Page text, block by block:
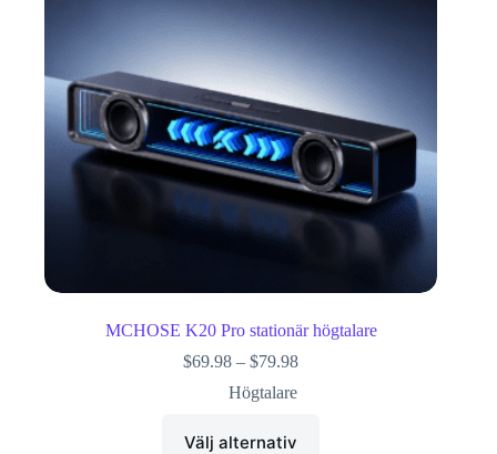
MCHOSE K20 Pro stationär högtalare
$69.98 – $79.98
Högtalare
Välj alternativ